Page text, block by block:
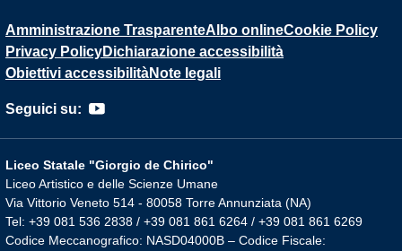
Amministrazione TrasparenteAlbo onlineCookie Policy
Privacy PolicyDichiarazione accessibilità
Obiettivi accessibilitàNote legali
Seguici su:
Liceo Statale "Giorgio de Chirico"
Liceo Artistico e delle Scienze Umane
Via Vittorio Veneto 514 - 80058 Torre Annunziata (NA)
Tel: +39 081 536 2838 / +39 081 861 6264 / +39 081 861 6269
Codice Meccanografico: NASD04000B – Codice Fiscale: